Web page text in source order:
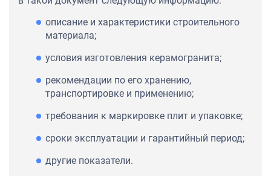
описание и характеристики строительного
материала;
условия изготовления керамогранита;
рекомендации по его хранению,
транспортировке и применению;
требования к маркировке плит и упаковке;
сроки эксплуатации и гарантийный период;
другие показатели.